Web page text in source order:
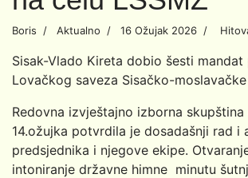
Boris Aktualno 16 Ožujak 2026
Sisak-Vlado Kireta dobio šesti mandat
Lovačkog saveza Sisačko-
Redovna izvještajno izborna skupština
14.ožujka potvrdila je dosadašnji rad i
predsjednika i njegove ekipe.
intoniranje državne himne minutu